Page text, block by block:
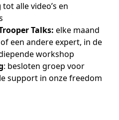
tot alle video’s en
Talks: elke maand
een andere expert, in de
workshop
: besloten groep voor
support in onze freedom